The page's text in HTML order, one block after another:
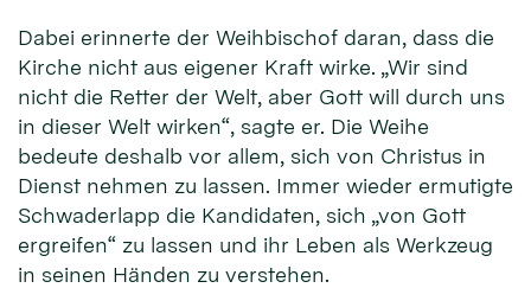
Dabei erinnerte der Weihbischof daran, dass die
Kirche nicht aus eigener Kraft wirke. „Wir sind
nicht die Retter der Welt, aber Gott will durch uns
in dieser Welt wirken“, sagte er. Die Weihe
bedeute deshalb vor allem, sich von Christus in
Dienst nehmen zu lassen. Immer wieder ermutigte
Schwaderlapp die Kandidaten, sich „von Gott
ergreifen“ zu lassen und ihr Leben als Werkzeug
in seinen Händen zu verstehen.